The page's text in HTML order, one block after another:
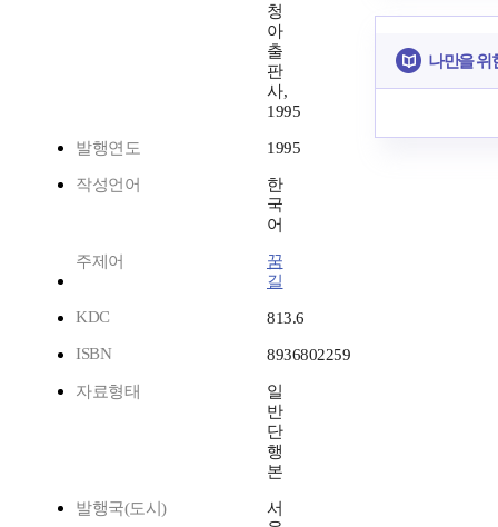
청
아
출
판
사,
1995
발행연도 1995
작성언어
한
국
어
주제어
꿈
길
KDC
813.6
ISBN
8936802259
자료형태
일
반
단
행
본
발행국(도시)
서
나만을 위